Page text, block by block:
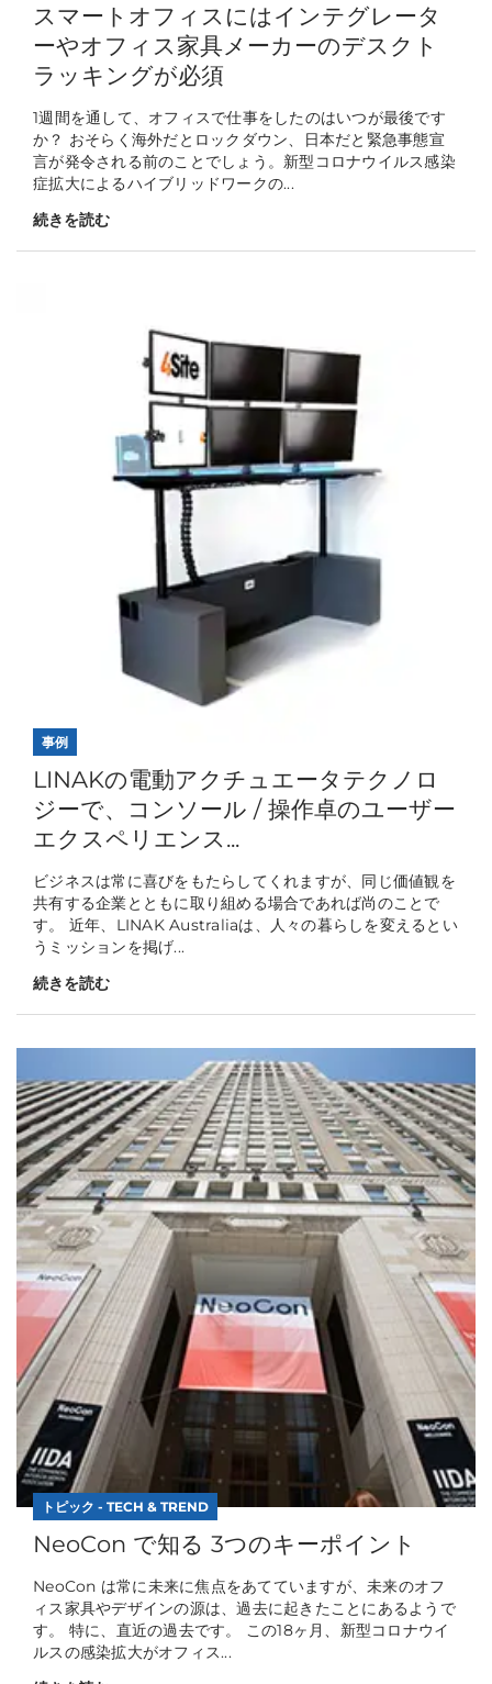
スマートオフィスにはインテグレータ
ーやオフィス家具メーカーのデスクト
ラッキングが必須
1週間を通して、オフィスで仕事をしたのはいつが最後です
か？ おそらく海外だとロックダウン、日本だと緊急事態宣
言が発令される前のことでしょう。新型コロナウイルス感染
症拡大によるハイブリッドワークの...
続きを読む
事例
LINAKの電動アクチュエータテクノロ
ジーで、コンソール / 操作卓のユーザー
エクスペリエンス...
ビジネスは常に喜びをもたらしてくれますが、同じ価値観を
共有する企業とともに取り組める場合であれば尚のことで
す。 近年、LINAK Australiaは、人々の暮らしを変えるとい
うミッションを掲げ...
続きを読む
トピック - TECH & TREND
NeoCon で知る 3つのキーポイント
NeoCon は常に未来に焦点をあてていますが、未来のオフ
ィス家具やデザインの源は、過去に起きたことにあるようで
す。 特に、直近の過去です。 この18ヶ月、新型コロナウイ
ルスの感染拡大がオフィス...